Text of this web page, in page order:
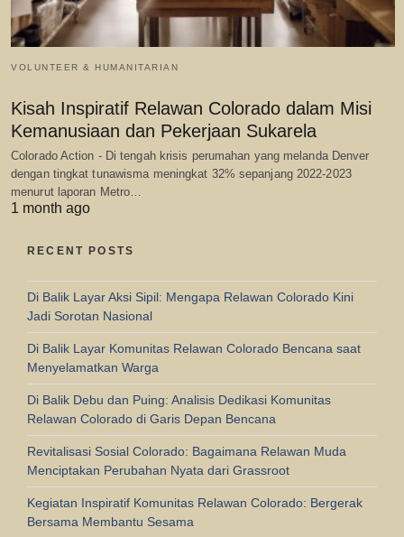
VOLUNTEER & HUMANITARIAN
Kisah Inspiratif Relawan Colorado dalam Misi
Kemanusiaan dan Pekerjaan Sukarela
Colorado Action - Di tengah krisis perumahan yang melanda Denver
dengan tingkat tunawisma meningkat 32% sepanjang 2022-2023
menurut laporan Metro…
1 month ago
RECENT POSTS
Di Balik Layar Aksi Sipil: Mengapa Relawan Colorado Kini
Jadi Sorotan Nasional
Di Balik Layar Komunitas Relawan Colorado Bencana saat
Menyelamatkan Warga
Di Balik Debu dan Puing: Analisis Dedikasi Komunitas
Relawan Colorado di Garis Depan Bencana
Revitalisasi Sosial Colorado: Bagaimana Relawan Muda
Menciptakan Perubahan Nyata dari Grassroot
Kegiatan Inspiratif Komunitas Relawan Colorado: Bergerak
Bersama Membantu Sesama